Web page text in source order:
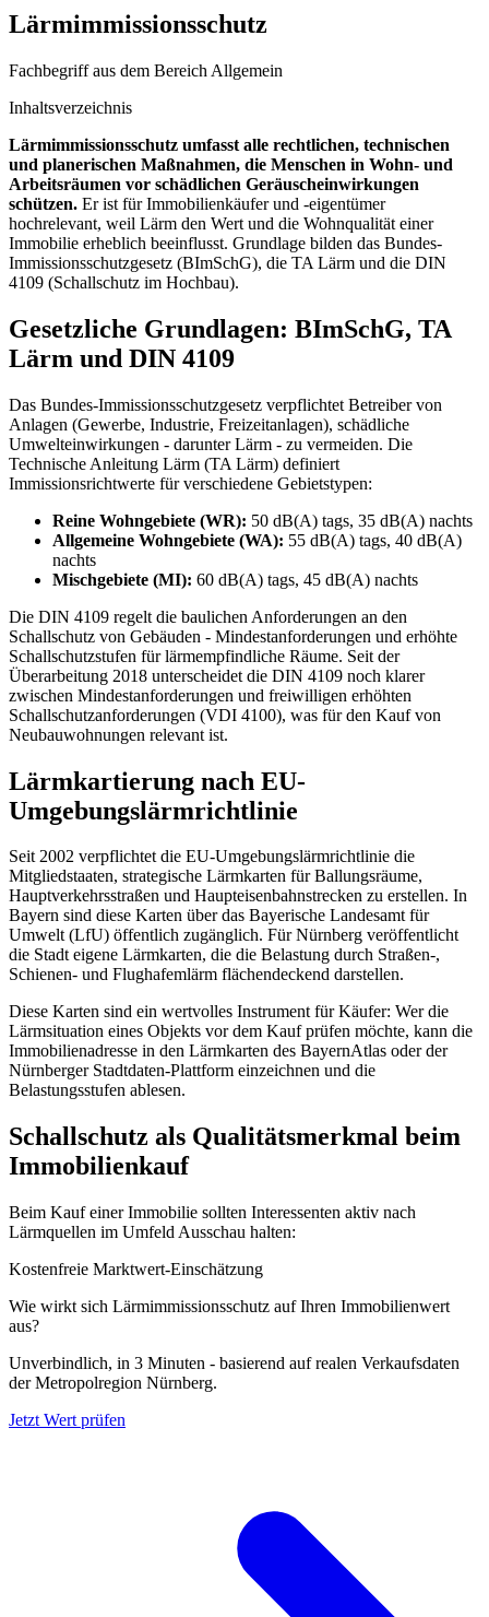
Lärmimmissionsschutz
Fachbegriff aus dem Bereich Allgemein
Inhaltsverzeichnis
Lärmimmissionsschutz umfasst alle rechtlichen, technischen
und planerischen Maßnahmen, die Menschen in Wohn- und
Arbeitsräumen vor schädlichen Geräuscheinwirkungen
schützen. Er ist für Immobilienkäufer und -eigentümer
hochrelevant, weil Lärm den Wert und die Wohnqualität einer
Immobilie erheblich beeinflusst. Grundlage bilden das Bundes-
Immissionsschutzgesetz (BImSchG), die TA Lärm und die DIN
4109 (Schallschutz im Hochbau).
Gesetzliche Grundlagen: BImSchG, TA
Lärm und DIN 4109
Das Bundes-Immissionsschutzgesetz verpflichtet Betreiber von
Anlagen (Gewerbe, Industrie, Freizeitanlagen), schädliche
Umwelteinwirkungen - darunter Lärm - zu vermeiden. Die
Technische Anleitung Lärm (TA Lärm) definiert
Immissionsrichtwerte für verschiedene Gebietstypen:
Reine Wohngebiete (WR): 50 dB(A) tags, 35 dB(A) nachts
Allgemeine Wohngebiete (WA): 55 dB(A) tags, 40 dB(A)
nachts
Mischgebiete (MI): 60 dB(A) tags, 45 dB(A) nachts
Die DIN 4109 regelt die baulichen Anforderungen an den
Schallschutz von Gebäuden - Mindestanforderungen und erhöhte
Schallschutzstufen für lärmempfindliche Räume. Seit der
Überarbeitung 2018 unterscheidet die DIN 4109 noch klarer
zwischen Mindestanforderungen und freiwilligen erhöhten
Schallschutzanforderungen (VDI 4100), was für den Kauf von
Neubauwohnungen relevant ist.
Lärmkartierung nach EU-
Umgebungslärmrichtlinie
Seit 2002 verpflichtet die EU-Umgebungslärmrichtlinie die
Mitgliedstaaten, strategische Lärmkarten für Ballungsräume,
Hauptverkehrsstraßen und Haupteisenbahnstrecken zu erstellen. In
Bayern sind diese Karten über das Bayerische Landesamt für
Umwelt (LfU) öffentlich zugänglich. Für Nürnberg veröffentlicht
die Stadt eigene Lärmkarten, die die Belastung durch Straßen-,
Schienen- und Flughafemlärm flächendeckend darstellen.
Diese Karten sind ein wertvolles Instrument für Käufer: Wer die
Lärmsituation eines Objekts vor dem Kauf prüfen möchte, kann die
Immobilienadresse in den Lärmkarten des BayernAtlas oder der
Nürnberger Stadtdaten-Plattform einzeichnen und die
Belastungsstufen ablesen.
Schallschutz als Qualitätsmerkmal beim
Immobilienkauf
Beim Kauf einer Immobilie sollten Interessenten aktiv nach
Lärmquellen im Umfeld Ausschau halten:
Kostenfreie Marktwert-Einschätzung
Wie wirkt sich Lärmimmissionsschutz auf Ihren Immobilienwert
aus?
Unverbindlich, in 3 Minuten - basierend auf realen Verkaufsdaten
der Metropolregion Nürnberg.
Jetzt Wert prüfen